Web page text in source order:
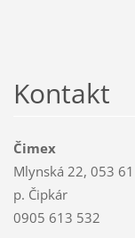
Kontakt
Čimex
Mlynská 22, 053
p. Čipkár
0905 613 532